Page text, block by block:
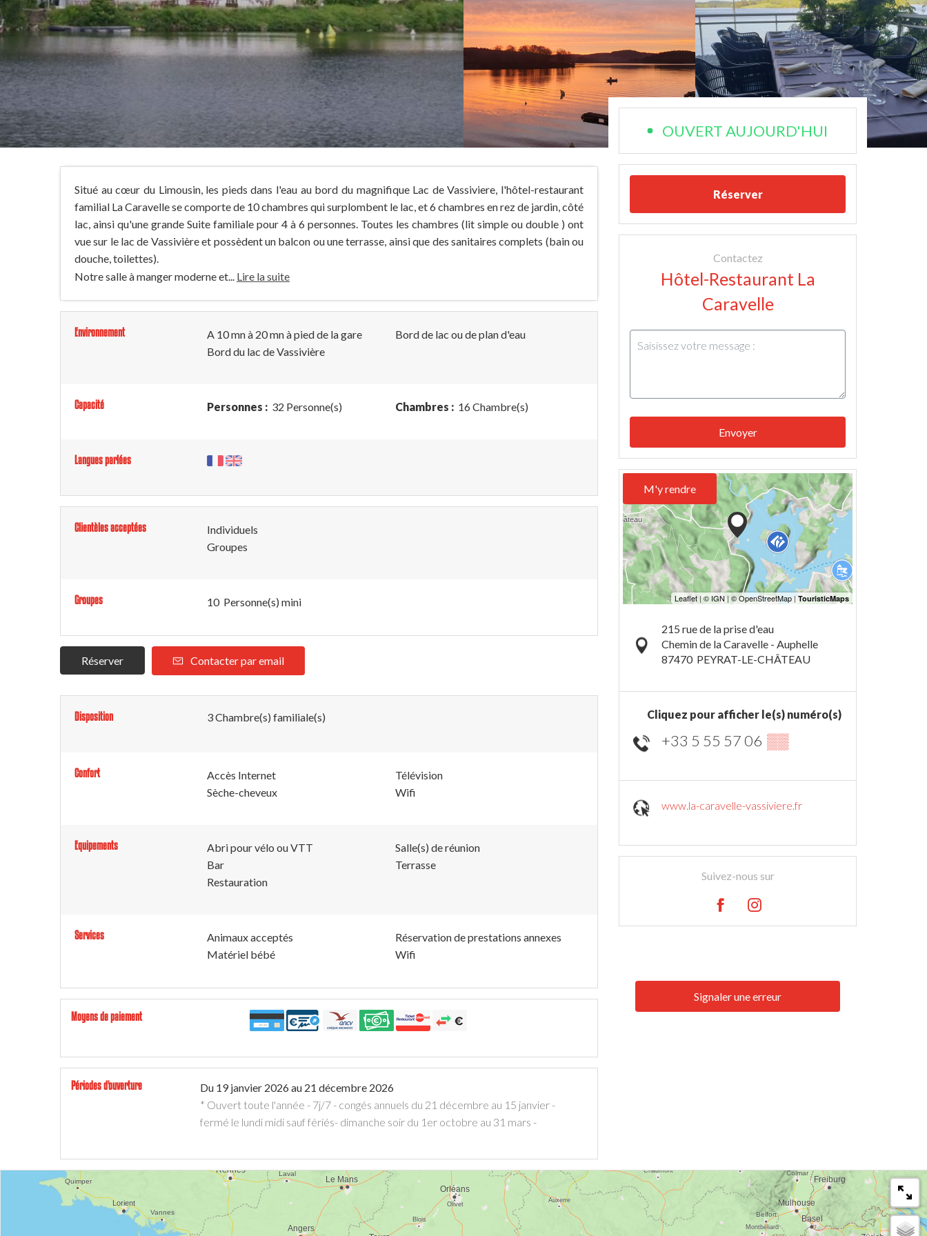
Situé au cœur du Limousin, les pieds dans l'eau au bord du magnifique Lac de Vassiviere, l'hôtel-restaurant
familial La Caravelle se comporte de 10 chambres qui surplombent le lac, et 6 chambres en rez de jardin, côté
lac, ainsi qu'une grande Suite familiale pour 4 à 6 personnes. Toutes les chambres (lit simple ou double ) ont
vue sur le lac de Vassivière et possèdent un balcon ou une terrasse, ainsi que des sanitaires complets (bain ou
douche, toilettes).
Notre salle à manger moderne et... Lire la suite
Environnement A 10 mn à 20 mn à pied de la gare
Bord de lac ou de plan d'eau
Bord du lac de Vassivière
Capacité Personnes : 32 Personne(s) Chambres : 16 Chambre(s)
Langues parlées
Clientèles acceptées
Individuels
Groupes
Groupes 10 Personne(s) mini
Réserver Contacter par email
Disposition 3Chambre(s) familiale(s)
Confort
Accès Internet
Sèche-cheveux
Télévision
Wifi
Equipements
Abri pour vélo ou VTT
Bar
Restauration
Salle(s) de réunion
Terrasse
Services
Animaux acceptés
Matériel bébé
Réservation de prestations annexes
Wifi
Moyens de paiement
Périodes d'ouverture Du 19 janvier 2026au 21 décembre 2026
* Ouvert toute l'année - 7j/7 - congés annuels du 21 décembre au 15 janvier -
fermé le lundi midi sauf fériés- dimanche soir du 1er octobre au 31 mars -
OUVERT AUJOURD'HUI
Réserver
Contactez
Hôtel-Restaurant La
Caravelle
Envoyer
M'y rendre
215 rue de la prise d'eau
Chemin de la Caravelle - Auphelle
87470 PEYRAT-LE-CHÂTEAU
Cliquez pour afficher le(s) numéro(s)
+33 5 55 57 06 ▒▒
www.la-caravelle-vassiviere.fr
Suivez-nous sur
Signaler une erreur